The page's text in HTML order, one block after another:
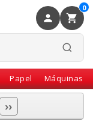
0
Papel Máquinas
››